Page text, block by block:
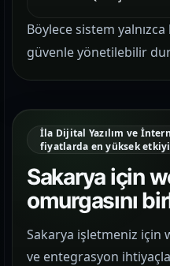
Böylece sistem
güvenle yönetilebilir
İla Dijital Yazılım ve
fiyatlarda en yüksek
Sakarya için
omurgasını
Sakarya işletmeniz için
ve entegrasyon